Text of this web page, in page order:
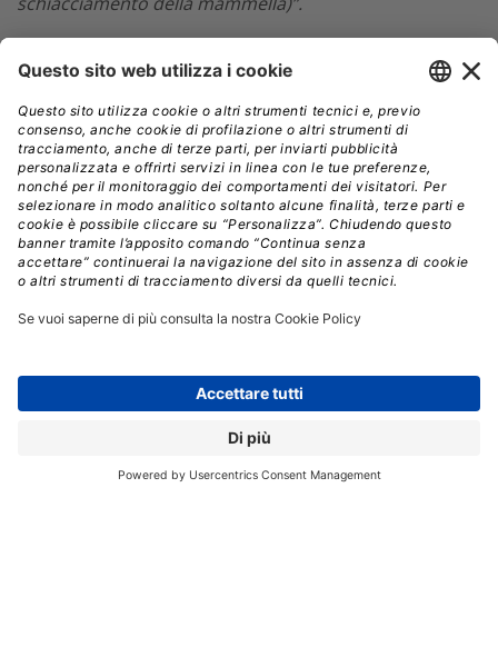
Il tumore al seno, una delle forme di cancro più comuni
tra la popolazione femminile mondiale, colpisce una
donna su otto. Nel 2020, secondo i dati dell’Agenzia
internazionale per la ricerca sul cancro
dell’Organizzazione mondiale della sanità, il cancro alla
mammella è stato diagnosticato in 2,26 milioni di donne
con 685.000 decessi in tutto il mondo. In Italia, questa
tipologia di tumore è la patologia neoplastica a più alta
Europa si stima che il 21% dei casi di tumore al seno
“Attualmente la mammografia a raggi X è la
tecnologia gold standardper lo screening del tumore
alla mammella, sebbene caratterizzata dall’utilizzo di